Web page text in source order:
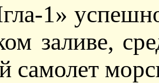
1»
заливе,
самолет